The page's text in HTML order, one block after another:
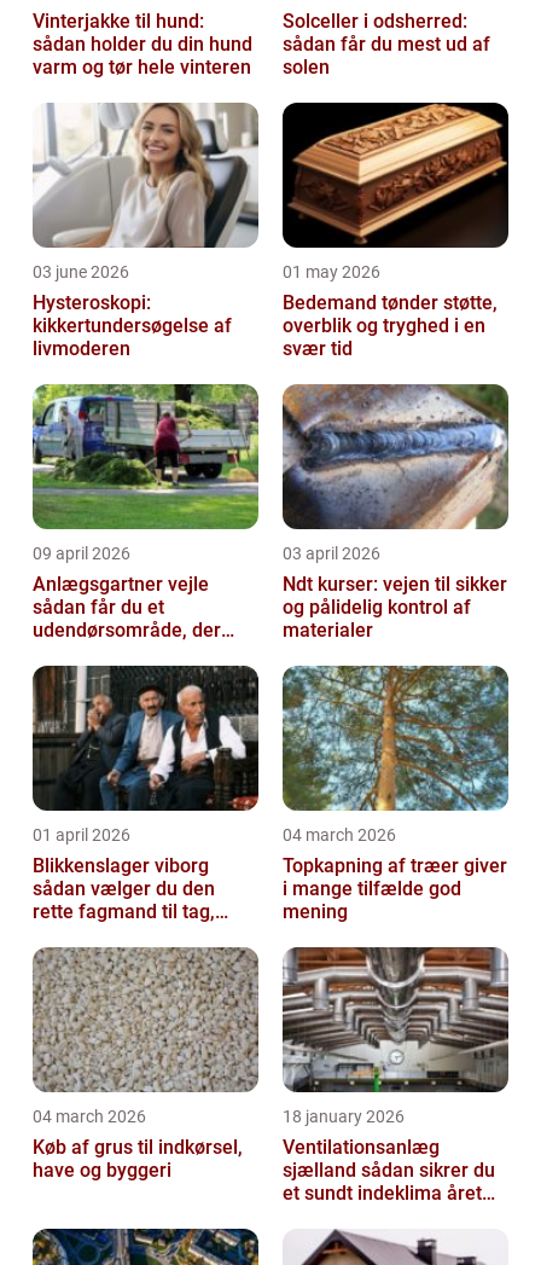
Vinterjakke til hund:
sådan holder du din hund
varm og tør hele vinteren
Solceller i odsherred:
sådan får du mest ud af
solen
03 june 2026
Hysteroskopi:
kikkertundersøgelse af
livmoderen
01 may 2026
Bedemand tønder støtte,
overblik og tryghed i en
svær tid
09 april 2026
Anlægsgartner vejle
sådan får du et
udendørsområde, der
03 april 2026
Ndt kurser: vejen til sikker
og pålidelig kontrol af
materialer
01 april 2026
Blikkenslager viborg
sådan vælger du den
rette fagmand til tag,
04 march 2026
Topkapning af træer giver
i mange tilfælde god
mening
04 march 2026
Køb af grus til indkørsel,
have og byggeri
18 january 2026
Ventilationsanlæg
sjælland sådan sikrer du
et sundt indeklima året